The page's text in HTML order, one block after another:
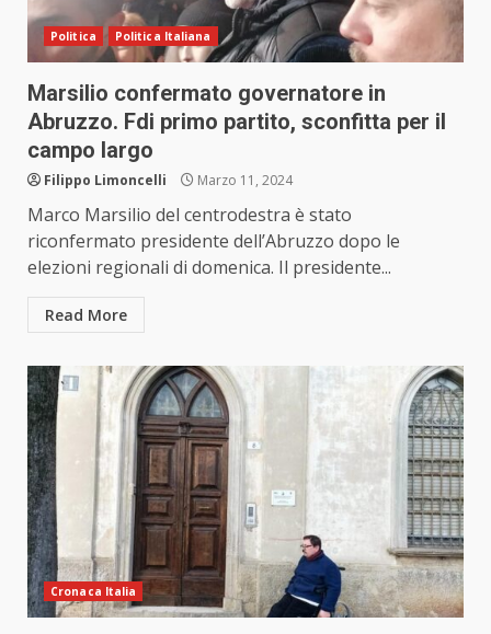
Politica Politica Italiana
Marsilio confermato governatore in
Abruzzo. Fdi primo partito, sconfitta per il
campo largo
Filippo Limoncelli Marzo 11, 2024
Marco Marsilio del centrodestra è stato
riconfermato presidente dell’Abruzzo dopo le
elezioni regionali di domenica. Il presidente...
Read More
Cronaca Italia